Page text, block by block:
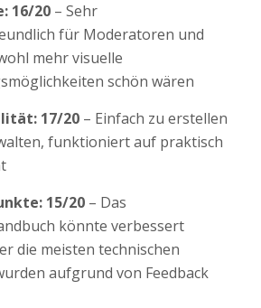
16/20 – Sehr
für Moderatoren und
mehr visuelle
schön wären
17/20 – Einfach zu erstellen
funktioniert auf praktisch
15/20 – Das
könnte verbessert
die meisten technischen
aufgrund von Feedback